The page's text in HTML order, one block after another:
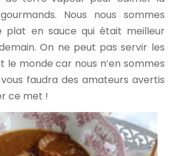
Nous nous sommes
plat en sauce qui était meilleur
On ne peut pas servir les
le monde car nous n’en sommes
faudra des amateurs avertis
ce met !